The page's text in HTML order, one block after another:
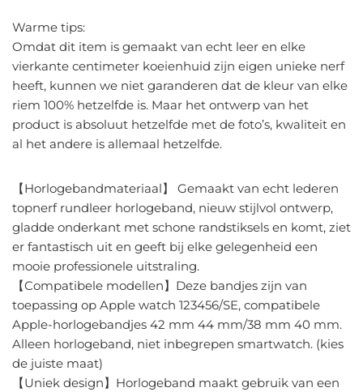
Warme tips:
Omdat dit item is gemaakt van echt leer en elke
vierkante centimeter koeienhuid zijn eigen unieke nerf
heeft, kunnen we niet garanderen dat de kleur van elke
riem 100% hetzelfde is. Maar het ontwerp van het
product is absoluut hetzelfde met de foto’s, kwaliteit en
al het andere is allemaal hetzelfde.
【Horlogebandmateriaal】 Gemaakt van echt lederen
topnerf rundleer horlogeband, nieuw stijlvol ontwerp,
gladde onderkant met schone randstiksels en komt, ziet
er fantastisch uit en geeft bij elke gelegenheid een
mooie professionele uitstraling.
【Compatibele modellen】Deze bandjes zijn van
toepassing op Apple watch 123456/SE, compatibele
Apple-horlogebandjes 42 mm 44 mm/38 mm 40 mm.
Alleen horlogeband, niet inbegrepen smartwatch. (kies
de juiste maat)
【Uniek design】Horlogeband maakt gebruik van een